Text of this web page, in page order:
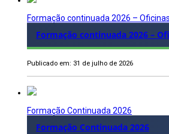
Formação continuada 2026 – Oficinas
Formação continuada 2026 –
Publicado em: 31 de julho de 2026
Formação Continuada 2026
Formação Continuada 2026